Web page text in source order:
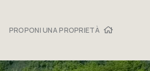
PROPONI UNA PROPRIETÀ